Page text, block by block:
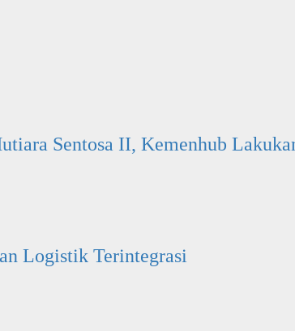
Sentosa II, Kemenhub
Logistik Terintegrasi